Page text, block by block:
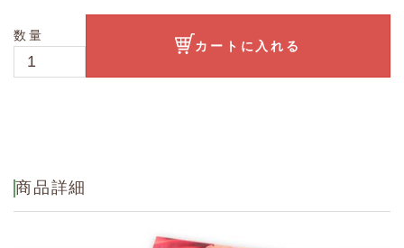
数量
カートに入れる
商品詳細